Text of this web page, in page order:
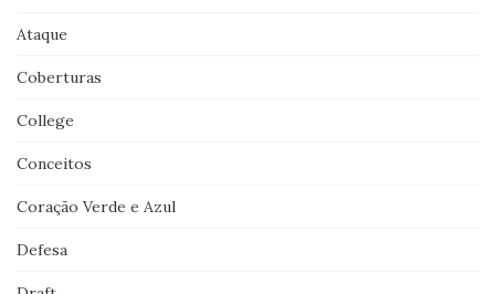
Ataque
Coberturas
College
Conceitos
Coração Verde e Azul
Defesa